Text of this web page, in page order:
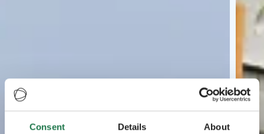
Consent Details About